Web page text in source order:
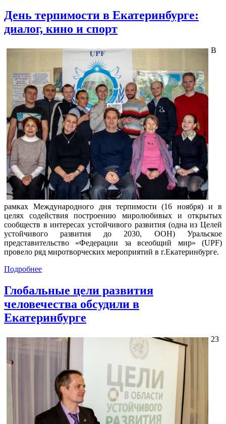
День терпимости в Екатеринбурге:
диалог, кино и спорт
В
рамках Международного дня терпимости (16 ноября) и в
целях содействия построению миролюбивых и открытых
сообществ в интересах устойчивого развития (одна из Целей
устойчивого развития до 2030, ООН) Уральское
представительство «Федерации за всеобщий мир» (UPF)
провело ряд миротворческих мероприятий в г.Екатеринбурге.
Подробнее
Глобальные цели развития
человечества обсудили в
Екатеринбурге
23